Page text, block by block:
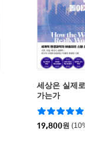
세상은 실제
가는가
19,800원